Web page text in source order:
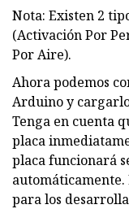
Nota: Existen 2
(Activación Por
Por Aire).
Ahora podemos
Arduino y
Tenga en cuenta
placa
placa funcionará
automáticamente.
para los